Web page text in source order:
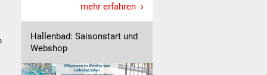
mehr erfahren
Hallenbad: Saisonstart und
Webshop